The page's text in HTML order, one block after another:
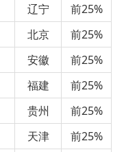
辽宁
前25%
北京
前25%
安徽
前25%
福建
前25%
贵州
前25%
天津
前25%